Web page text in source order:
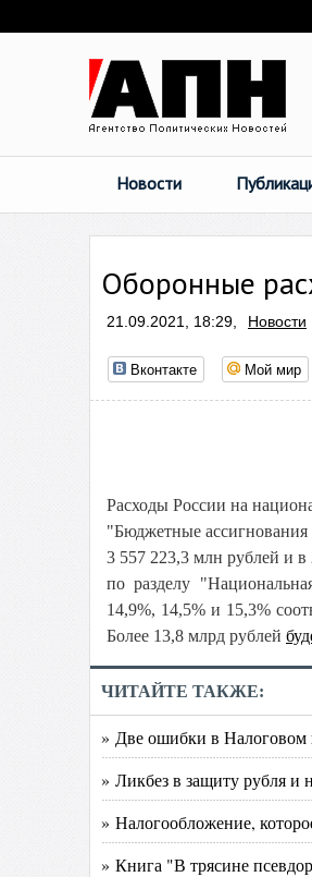
Новости
Оборонные
21.09.2021, 18:29, Новости
Вконтакте Мой мир
Расходы России на
"Бюджетные ассигнования
3 557 223,3 млн рублей и
по разделу
14,9%, 14,5% и 15,3%
Более 13,8 млрд рублей
ЧИТАЙТЕ ТАКЖЕ:
» Две ошибки в Налоговом
» Ликбез в защиту рубля и
» Налогообложение,
» Книга "В трясине